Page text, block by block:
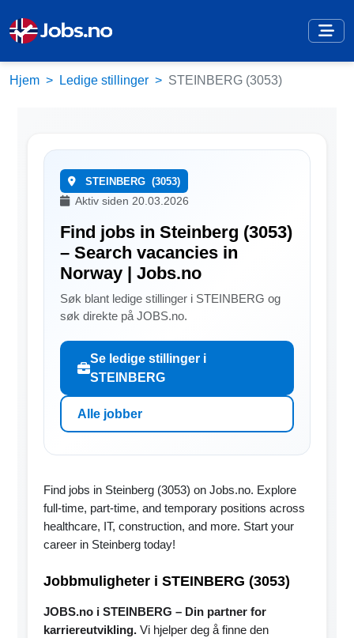
Hjem Ledige stillinger STEINBERG (3053)
STEINBERG (3053)
Aktiv siden 20.03.2026
Find jobs in Steinberg (3053)
– Search vacancies in
Norway | Jobs.no
Søk blant ledige stillinger i STEINBERG og
søk direkte på JOBS.no.
Se ledige stillinger i
STEINBERG
Alle jobber
Find jobs in Steinberg (3053) on Jobs.no. Explore
full-time, part-time, and temporary positions across
healthcare, IT, construction, and more. Start your
career in Steinberg today!
Jobbmuligheter i STEINBERG (3053)
JOBS.no i STEINBERG – Din partner for
karriereutvikling. Vi hjelper deg å finne den